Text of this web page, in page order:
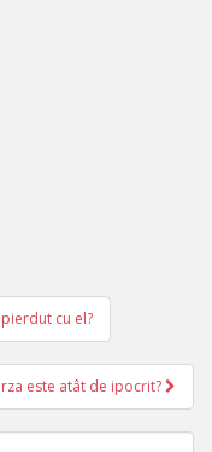
cu el?
este atât de ipocrit?